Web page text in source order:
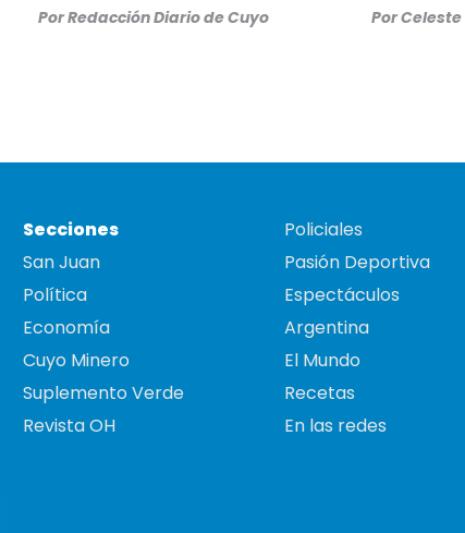
PorRedacción Diario de Cuyo PorCeleste
Secciones
San Juan
Política
Economía
Cuyo Minero
Suplemento Verde
Revista OH
Policiales
Pasión Deportiva
Espectáculos
Argentina
El Mundo
Recetas
En las redes